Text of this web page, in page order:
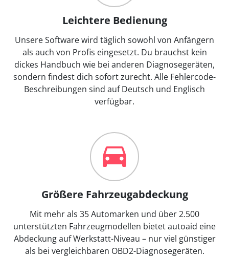
Leichtere Bedienung
Unsere Software wird täglich sowohl von Anfängern
als auch von Profis eingesetzt. Du brauchst kein
dickes Handbuch wie bei anderen Diagnosegeräten,
sondern findest dich sofort zurecht. Alle Fehlercode-
Beschreibungen sind auf Deutsch und Englisch
verfügbar.
Größere Fahrzeugabdeckung
Mit mehr als 35 Automarken und über 2.500
unterstützten Fahrzeugmodellen bietet autoaid eine
Abdeckung auf Werkstatt-Niveau – nur viel günstiger
als bei vergleichbaren OBD2-Diagnosegeräten.